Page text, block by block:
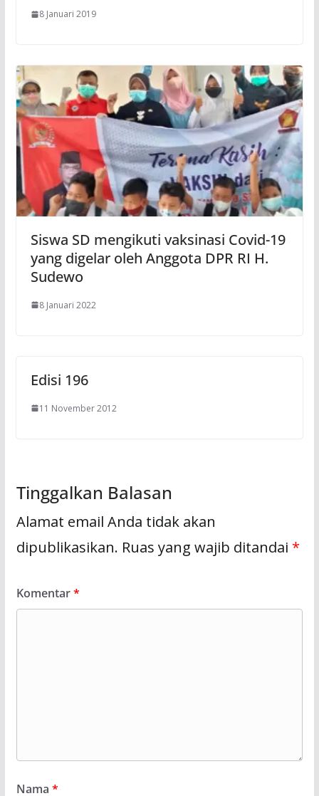
8 Januari 2019
Siswa SD mengikuti vaksinasi Covid-19
yang digelar oleh Anggota DPR RI H.
Sudewo
8 Januari 2022
Edisi 196
11 November 2012
Tinggalkan Balasan
Alamat email Anda tidak akan
dipublikasikan. Ruas yang wajib ditandai *
Komentar*
Nama *